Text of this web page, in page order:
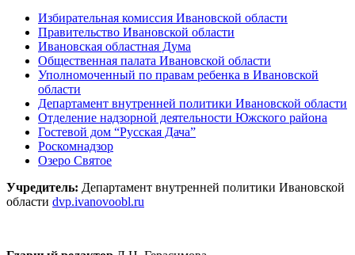
Избирательная комиссия Ивановской области
Правительство Ивановской области
Ивановская областная Дума
Общественная палата Ивановской области
Уполномоченный по правам ребенка в Ивановской
области
Департамент внутренней политики Ивановской области
Отделение надзорной деятельности Южского района
Гостевой дом “Русская Дача”
Роскомнадзор
Озеро Святое
Учредитель: Департамент внутренней политики Ивановской
области dvp.ivanovoobl.ru